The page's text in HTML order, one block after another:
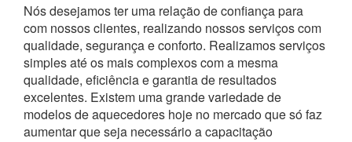
Nós desejamos ter uma relação de confiança para
com nossos clientes, realizando nossos serviços com
qualidade, segurança e conforto. Realizamos serviços
simples até os mais complexos com a mesma
qualidade, eficiência e garantia de resultados
excelentes. Existem uma grande variedade de
modelos de aquecedores hoje no mercado que só faz
aumentar que seja necessário a capacitação